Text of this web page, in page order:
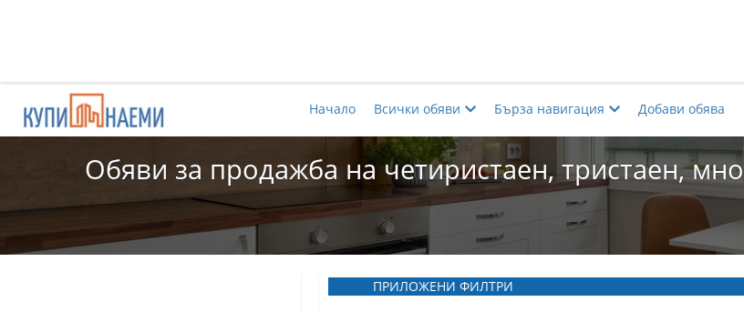
Начало Всички обяви Бърза навигация Добави обява
Обяви за продажба на четиристаен, тристаен,
ПРИЛОЖЕНИ ФИЛТРИ